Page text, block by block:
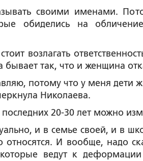
своими именами.
обиделись на
возлагать
бывает так, что и женщина
потому что у меня дети
Николаева.
20-30 лет можно
и в семье своей, и в
относятся. И вообще, надо
ведут к